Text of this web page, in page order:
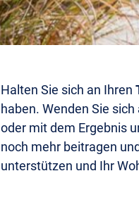
Halten Sie sich an Ihren
haben. Wenden Sie
oder mit dem Ergebnis
noch mehr beitragen
unterstützen und Ihr